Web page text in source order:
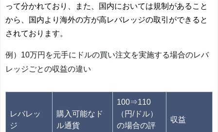
って分かれており、また、国内においては規制があること
から、国内より海外の方が高レバレッジの取引ができると
されております。
例）10万円を元手にドルの買い注文を実施する場合のレバ
レッジごとの収益の違い
レバレッ
ジ
購入可能なド
ル通貨
100⇒110
（円/ドル）
の場合の評
収益